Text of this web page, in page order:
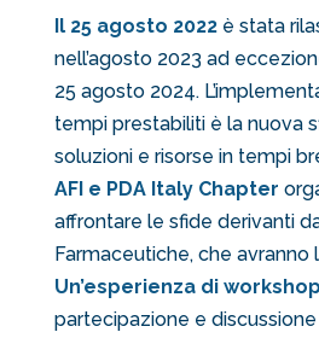
Il 25 agosto 2022è stata
nell’agosto 2023 ad
25 agosto 2024.
tempi prestabiliti è la nuova
soluzioni e risorse in tempi
AFI e PDA Italy Chapter
affrontare le sfide derivanti
Farmaceutiche, che
Un’esperienza di
partecipazione e